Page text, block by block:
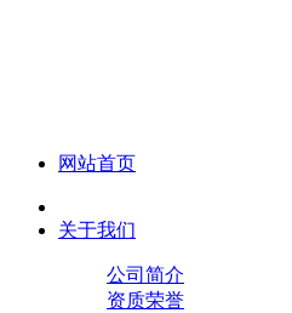
网站首页
关于我们
公司简介
资质荣誉